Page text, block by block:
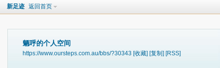
新足迹 返回首页
魉呼的个人空间
https://www.oursteps.com.au/bbs/?30343 [收藏] [复制] [RSS]